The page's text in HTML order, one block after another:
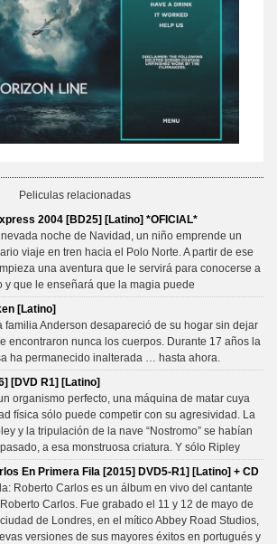
Peliculas relacionadas
2004 [BD25] [Latino] *OFICIAL*
nevada noche de Navidad, un niño emprende un
viaje en tren hacia el Polo Norte. A partir de ese
una aventura que le servirá para conocerse a
y que le enseñará que la magia puede
[Latino]
familia Anderson desapareció de su hogar sin dejar
encontraron nunca los cuerpos. Durante 17 años la
ha permanecido inalterada … hasta ahora.
[DVD R1] [Latino]
organismo perfecto, una máquina de matar cuya
física sólo puede competir con su agresividad. La
y la tripulación de la nave “Nostromo” se habían
a esa monstruosa criatura. Y sólo Ripley
En Primera Fila [2015] DVD5-R1] [Latino] + CD
Roberto Carlos es un álbum en vivo del cantante
Carlos. Fue grabado el 11 y 12 de mayo de
de Londres, en el mítico Abbey Road Studios,
versiones de sus mayores éxitos en portugués y